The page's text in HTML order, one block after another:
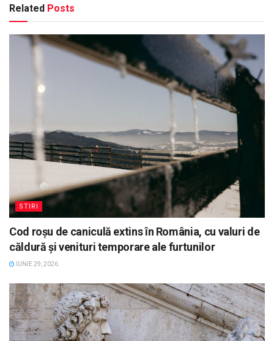
Related Posts
STIRI
Cod roșu de caniculă extins în România, cu valuri de
căldură și venituri temporare ale furtunilor
IUNIE 29, 2026